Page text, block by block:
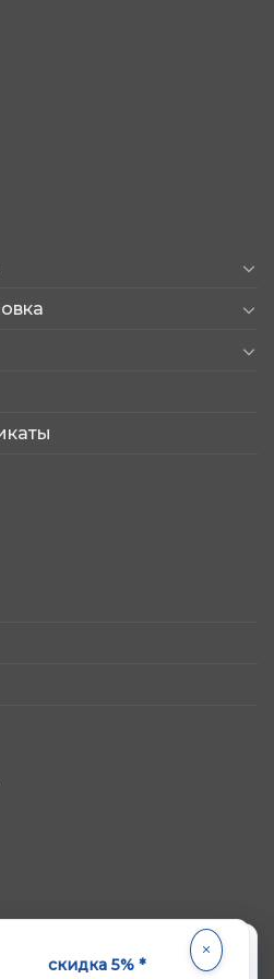
Продолжая пользоваться
с
Политикой обработки и
скидка 5% *